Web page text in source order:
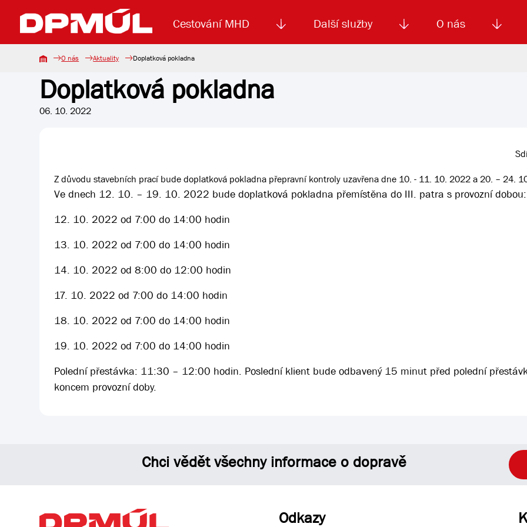
Cestování MHD
Uzavření mostu Dr. E. Beneše Koupit jízdenku
Další služby
Lanová dráha Reklama Smluvní doprava
O nás
Základní údaje Aktuality
O nás Aktuality Doplatková pokladna
Doplatková pokladna
06. 10. 2022
Z důvodu stavebních prací bude doplatková pokladna přepravní kontroly uzavřena dne 10. - 11. 10. 2022 a 20. – 24.
Ve dnech 12. 10. – 19. 10. 2022 bude doplatková pokladna přemístěna do III. patra s provozní dobou:
12. 10. 2022 od 7:00 do 14:00 hodin
13. 10. 2022 od 7:00 do 14:00 hodin
14. 10. 2022 od 8:00 do 12:00 hodin
17. 10. 2022 od 7:00 do 14:00 hodin
18. 10. 2022 od 7:00 do 14:00 hodin
19. 10. 2022 od 7:00 do 14:00 hodin
Polední přestávka: 11:30 – 12:00 hodin. Poslední klient bude odbavený 15 minut před polední
koncem provozní doby.
Chci vědět všechny informace o dopravě
Odkazy